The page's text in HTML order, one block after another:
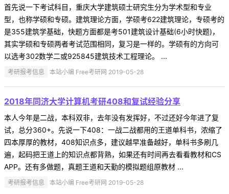
首先说一下考试科目，重庆大学建筑硕士研究生分为学术型和专业
型，也称学硕和专硕。建筑理论方面，学硕考622建筑理论，专硕考的
是355建筑学基础，快题方面都是考501建筑设计基础(6小时快题)，
其实学硕和专硕两者考试范围相同，复习是一样的。学硕有的方向可
以选考302数学二或925845建筑技术工程理论。 ...
考研报考信息 本站小编 Free考研网 2019-05-28
2018年同济大学计算机考研408和复试经验分享
本人今年是二战，本科双非，去年没有发挥好，不过还好今年进了复
试，总分360+。先说一下408：一战二战都用的王道单科书，浓缩了
四本厚厚的教材，408知识点多，建议越早准备越好，单科书多刷几
遍，起码把王道上的知识点都背熟，如果还有时间再去看看教材和CS
APP。还有多做题，真题王道和天勤的模拟题组原教材 ...
考研报考信息 本站小编 Free考研网 2019-05-28